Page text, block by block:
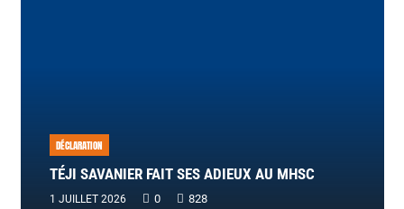
DÉCLARATION
TÉJI SAVANIER FAIT SES ADIEUX AU MHSC
1 JUILLET 2026 0 828